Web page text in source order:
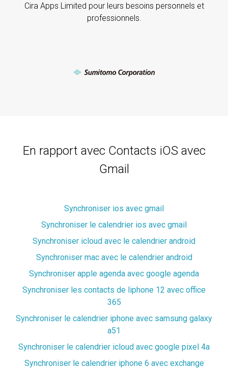
Cira Apps Limited pour leurs besoins personnels et
professionnels.
En rapport avec Contacts iOS avec
Gmail
Synchroniser ios avec gmail
Synchroniser le calendrier ios avec gmail
Synchroniser icloud avec le calendrier android
Synchroniser mac avec le calendrier android
Synchroniser apple agenda avec google agenda
Synchroniser les contacts de liphone 12 avec office
365
Synchroniser le calendrier iphone avec samsung galaxy
a51
Synchroniser le calendrier icloud avec google pixel 4a
Synchroniser le calendrier iphone 6 avec exchange